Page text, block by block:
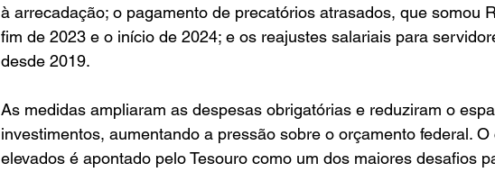
à arrecadação; o pagamento de precatórios atrasados, que somou
fim de 2023 e o início de 2024; e os reajustes salariais para
desde 2019.
As medidas ampliaram as despesas obrigatórias e reduziram o
investimentos, aumentando a pressão sobre o orçamento federal.
elevados é apontado pelo Tesouro como um dos maiores desafios